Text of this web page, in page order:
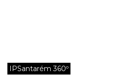
IPSantarém 360º